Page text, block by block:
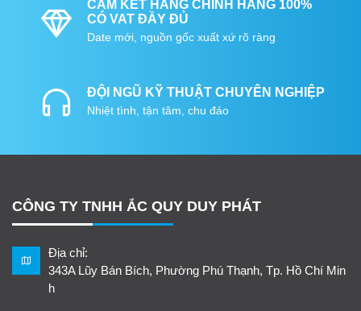
CAM KẾT HÀNG CHÍNH HÃNG 100%
CÓ VAT ĐẦY ĐỦ
Date mới, nguồn gốc xuất xứ rõ ràng
ĐỘI NGŨ KỸ THUẬT CHUYÊN NGHIỆP
Nhiệt tình, tận tâm, chu đáo
CÔNG TY TNHH ẮC QUY DUY PHÁT
Địa chỉ:
343A Lũy Bán Bích, Phường Phú Thạnh, Tp. Hồ Chí Min
h